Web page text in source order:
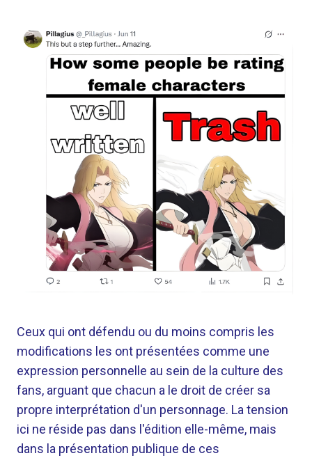
Ceux qui ont défendu ou du moins compris les
modifications les ont présentées comme une
expression personnelle au sein de la culture des
fans, arguant que chacun a le droit de créer sa
propre interprétation d'un personnage. La tension
ici ne réside pas dans l'édition elle-même, mais
dans la présentation publique de ces